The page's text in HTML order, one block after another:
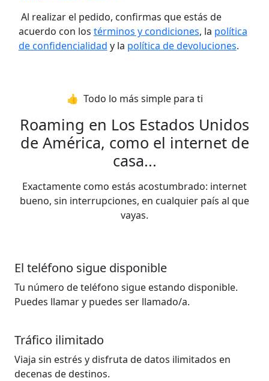
Al realizar el pedido, confirmas que estás de
acuerdo con los términos y condiciones, la política
de confidencialidad y la política de devoluciones.
👍️ Todo lo más simple para ti
Roaming en Los Estados Unidos
de América, como el internet de
casa...
Exactamente como estás acostumbrado: internet
bueno, sin interrupciones, en cualquier país al que
vayas.
El teléfono sigue disponible
Tu número de teléfono sigue estando disponible.
Puedes llamar y puedes ser llamado/a.
Tráfico ilimitado
Viaja sin estrés y disfruta de datos ilimitados en
decenas de destinos.